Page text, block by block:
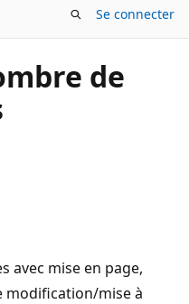
Se connecter
de
avec mise en page,
modification/mise à